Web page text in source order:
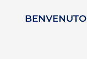
BENVENUTO